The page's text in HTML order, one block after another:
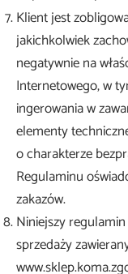
Klient jest
jakichkolwiek
negatywnie na
Internetowego, w
ingerowania w
elementy
o charakterze
Regulaminu
zakazów.
Niniejszy
sprzedaży